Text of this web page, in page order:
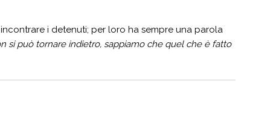
i detenuti; per loro ha sempre una parola
si può tornare indietro, sappiamo che quel che è fatto